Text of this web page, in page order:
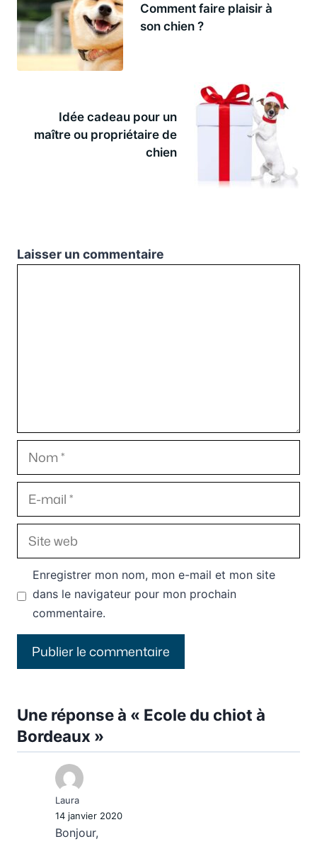
Comment faire plaisir à
son chien ?
Idée cadeau pour un
maître ou propriétaire de
chien
Laisser un commentaire
Nom
E-
mail
Site
web
Enregistrer mon nom, mon e-mail et mon site
dans le navigateur pour mon prochain
commentaire.
Une réponse à « Ecole du chiot à
Bordeaux »
Laura
14 janvier 2020
Bonjour,